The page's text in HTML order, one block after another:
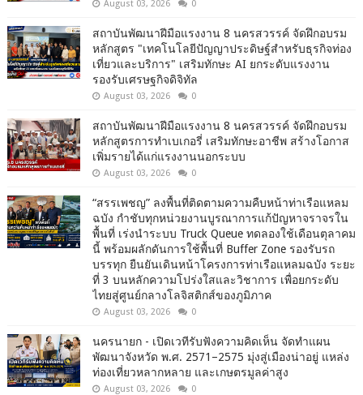
August 03, 2026 0
สถาบันพัฒนาฝีมือแรงงาน 8 นครสวรรค์ จัดฝึกอบรม
หลักสูตร "เทคโนโลยีปัญญาประดิษฐ์สำหรับธุรกิจท่อง
เที่ยวและบริการ" เสริมทักษะ AI ยกระดับแรงงาน
รองรับเศรษฐกิจดิจิทัล
August 03, 2026 0
สถาบันพัฒนาฝีมือแรงงาน 8 นครสวรรค์ จัดฝึกอบรม
หลักสูตรการทำเบเกอรี่ เสริมทักษะอาชีพ สร้างโอกาส
เพิ่มรายได้แก่แรงงานนอกระบบ
August 03, 2026 0
“สรรเพชญ” ลงพื้นที่ติดตามความคืบหน้าท่าเรือแหลม
ฉบัง กำชับทุกหน่วยงานบูรณาการแก้ปัญหาจราจรใน
พื้นที่ เร่งนำระบบ Truck Queue ทดลองใช้เดือนตุลาคม
นี้ พร้อมผลักดันการใช้พื้นที่ Buffer Zone รองรับรถ
บรรทุก ยืนยันเดินหน้าโครงการท่าเรือแหลมฉบัง ระยะ
ที่ 3 บนหลักความโปร่งใสและวิชาการ เพื่อยกระดับ
ไทยสู่ศูนย์กลางโลจิสติกส์ของภูมิภาค
August 03, 2026 0
นครนายก - เปิดเวทีรับฟังความคิดเห็น จัดทำแผน
พัฒนาจังหวัด พ.ศ. 2571–2575 มุ่งสู่เมืองน่าอยู่ แหล่ง
ท่องเที่ยวหลากหลาย และเกษตรมูลค่าสูง
August 03, 2026 0